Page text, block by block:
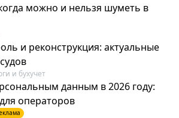
можно и нельзя шуметь в
и реконструкция: актуальные
и бухучет
данным в 2026 году:
операторов